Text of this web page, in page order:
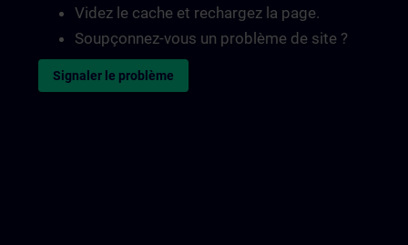
Videz le cache et rechargez la page.
Soupçonnez-vous un problème de site ?
Signaler le problème